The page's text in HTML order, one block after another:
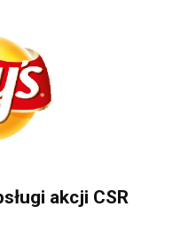
akcji CSR